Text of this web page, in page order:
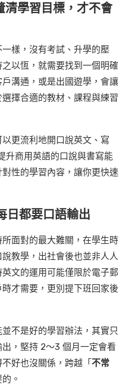
清學習目標，才不會
樣，沒有考試、升學的壓
以恆，就需要找到一個明確
溝通，或是出國遊學，會讓
擇合適的教材、課程與練習
更流利地開口說英文、寫
升商用英語的口說與書寫能
性的學習內容，讓你更快速
日都要口語輸出
面對的最大難關，在學生時
教學，出社會後也並非人人
文的運用可能僅限於電子郵
才需要，更別提下班回家後
不是好的學習辦法，其實只
，堅持 2～3 個月一定會看
好也沒關係，跨越「 不常
。